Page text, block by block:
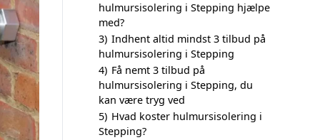
hulmursisolering i Stepping hjælpe
med?
3) Indhent altid mindst 3 tilbud på
hulmursisolering i Stepping
4) Få nemt 3 tilbud på
hulmursisolering i Stepping, du
kan være tryg ved
5) Hvad koster hulmursisolering i
Stepping?